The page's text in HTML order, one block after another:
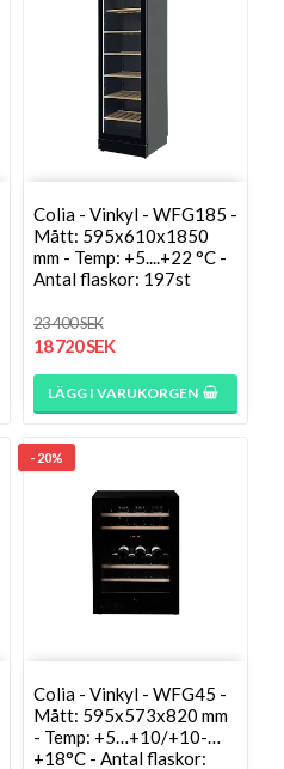
Colia - Vinkyl - WFG185 -
Mått: 595x610x1850
mm - Temp: +5....+22 °C -
Antal flaskor: 197st
23 400 SEK
18 720 SEK
LÄGG I VARUKORGEN
- 20%
Colia - Vinkyl - WFG45 -
Mått: 595x573x820 mm
- Temp: +5…+10/+10-…
+18°C - Antal flaskor: